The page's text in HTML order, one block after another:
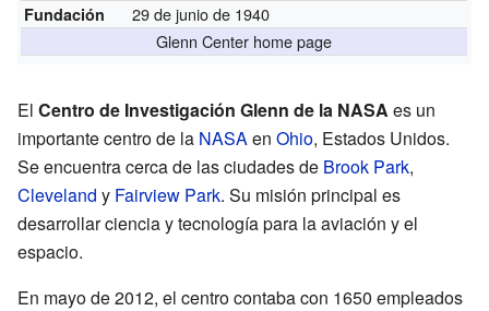
Fundación
29 de junio de 1940
Glenn Center home page
El Centro de Investigación Glenn de la NASA es un
importante centro de la NASAen Ohio, Estados Unidos.
Se encuentra cerca de las ciudades de Brook Park,
Cleveland y Fairview Park. Su misión principal es
desarrollar ciencia y tecnología para la aviación y el
espacio.
En mayo de 2012, el centro contaba con 1650 empleados